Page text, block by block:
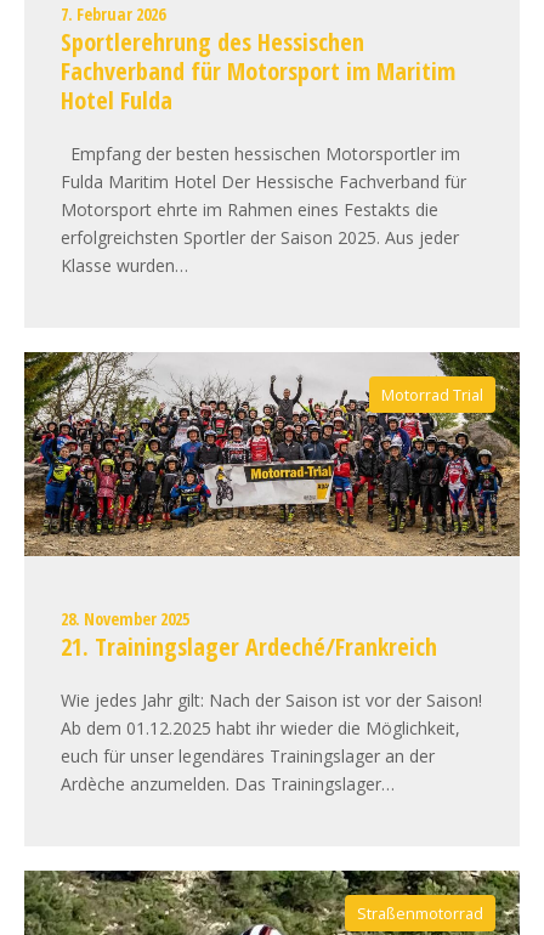
7. Februar 2026
Sportlerehrung des Hessischen
Fachverband für Motorsport im Maritim
Hotel Fulda
Empfang der besten hessischen Motorsportler im
Fulda Maritim Hotel Der Hessische Fachverband für
Motorsport ehrte im Rahmen eines Festakts die
erfolgreichsten Sportler der Saison 2025. Aus jeder
Klasse wurden…
Motorrad Trial
28. November 2025
21. Trainingslager Ardeché/Frankreich
Wie jedes Jahr gilt: Nach der Saison ist vor der Saison!
Ab dem 01.12.2025 habt ihr wieder die Möglichkeit,
euch für unser legendäres Trainingslager an der
Ardèche anzumelden. Das Trainingslager…
Straßenmotorrad